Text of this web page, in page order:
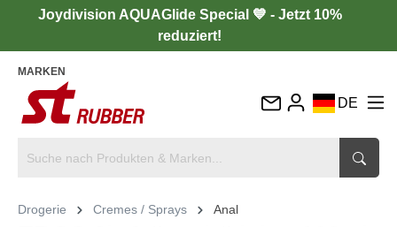
Joydivision AQUAGlide Special 💙 - Jetzt 10%
reduziert!
MARKEN
DE
IT
Drogerie Cremes / Sprays Anal